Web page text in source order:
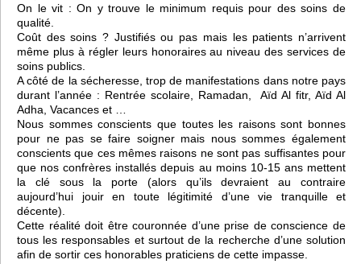
On le vit : On y trouve le minimum requis pour des soins de
qualité.
Coût des soins ? Justifiés ou pas mais les patients n’arrivent
même plus à régler leurs honoraires au niveau des services de
soins publics.
A côté de la sécheresse, trop de manifestations dans notre pays
durant l’année : Rentrée scolaire, Ramadan, Aïd Al fitr, Aïd Al
Adha, Vacances et …
Nous sommes conscients que toutes les raisons sont bonnes
pour ne pas se faire soigner mais nous sommes également
conscients que ces mêmes raisons ne sont pas suffisantes pour
que nos confrères installés depuis au moins 10-15 ans mettent
la clé sous la porte (alors qu’ils devraient au contraire
aujourd’hui jouir en toute légitimité d’une vie tranquille et
décente).
Cette réalité doit être couronnée d’une prise de conscience de
tous les responsables et surtout de la recherche d’une solution
afin de sortir ces honorables praticiens de cette impasse.